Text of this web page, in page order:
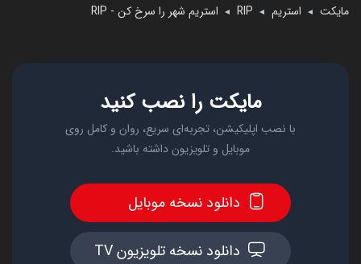
مایکت ◄ استریم ◄
RIP
◄ استریم شهر را سرخ کن - RIP
مایکت را نصب کنید
با نصب اپلیکیشن، تجربه‌ای سریع، روان و کامل روی
موبایل و تلویزیون داشته باشید.
دانلود نسخه موبایل
دانلود نسخه تلویزیون TV